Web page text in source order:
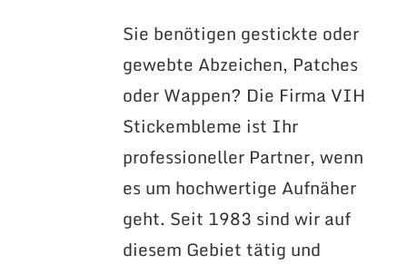
Sie benötigen gestickte oder
gewebte Abzeichen, Patches
oder Wappen? Die Firma VIH
Stickembleme ist Ihr
professioneller Partner, wenn
es um hochwertige Aufnäher
geht. Seit 1983 sind wir auf
diesem Gebiet tätig und